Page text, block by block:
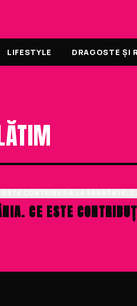
LIFESTYLE DRAGOSTE ȘI
CE ESTE